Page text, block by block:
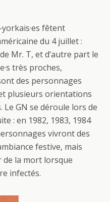
yorkais·es fêtent
du 4 juillet :
Mr. T, et d’autre part le
très proches,
des personnages
plusieurs orientations
GN se déroule lors de
: en 1982, 1983, 1984
vivront des
festive, mais
de la mort lorsque
infectés.